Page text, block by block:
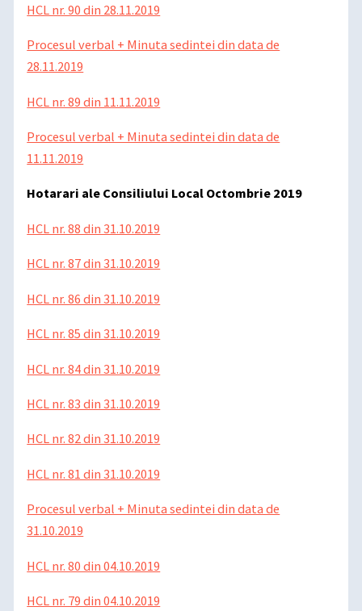
HCL nr. 90 din 28.11.2019
Procesul verbal + Minuta sedintei din data de
28.11.2019
HCL nr. 89 din 11.11.2019
Procesul verbal + Minuta sedintei din data de
11.11.2019
Hotarari ale Consiliului Local Octombrie 2019
HCL nr. 88 din 31.10.2019
HCL nr. 87 din 31.10.2019
HCL nr. 86 din 31.10.2019
HCL nr. 85 din 31.10.2019
HCL nr. 84 din 31.10.2019
HCL nr. 83 din 31.10.2019
HCL nr. 82 din 31.10.2019
HCL nr. 81 din 31.10.2019
Procesul verbal + Minuta sedintei din data de
31.10.2019
HCL nr. 80 din 04.10.2019
HCL nr. 79 din 04.10.2019